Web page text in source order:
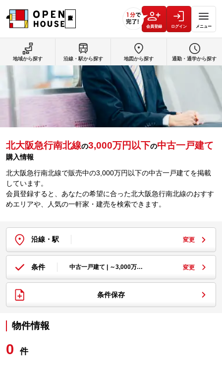
会員登録 ログイン メニュー
北大阪急行南北線の3,000万円以下の中古一戸建て
購入情報
北大阪急行南北線で販売中の3,000万円以下の中古一戸建てを掲載
しています。
会員登録すると、あなたの希望に合った北大阪急行南北線のおすす
めエリアや、人気の一軒家・建売を検索できます。
沿線・駅 変更
条件 中古一戸建て | ～3,000万… 変更
条件保存
物件情報
0 件
地域から探す 沿線・駅から探す 地図から探す 通勤・通学から探す